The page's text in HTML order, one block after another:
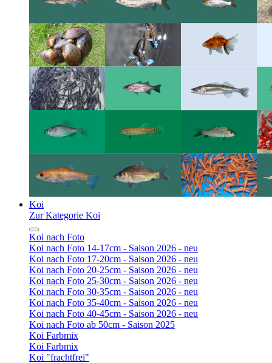
Koi
Zur Kategorie Koi
Koi nach Foto
Koi nach Foto 14-17cm - Saison 2026 - neu
Koi nach Foto 17-20cm - Saison 2026 - neu
Koi nach Foto 20-25cm - Saison 2026 - neu
Koi nach Foto 25-30cm - Saison 2026 - neu
Koi nach Foto 30-35cm - Saison 2026 - neu
Koi nach Foto 35-40cm - Saison 2026 - neu
Koi nach Foto 40-45cm - Saison 2026 - neu
Koi nach Foto ab 50cm - Saison 2025
Koi Farbmix
Koi Farbmix
Koi "frachtfrei"